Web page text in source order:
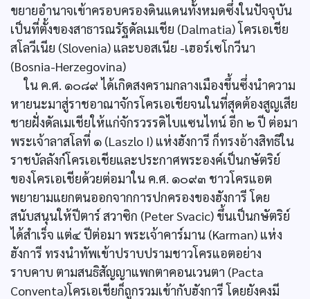
ขยายอำนาจเข้าครอบครองดินแดนทั้งหมดซึ่งในปัจจุบัน
เป็นที่ตั้งของสาธารณรัฐดัลเมเชีย (Dalmatia) โครเอเชีย
สโลวีเนีย (Slovenia) และบอสเนีย -เฮอร์เซโกวีนา
(Bosnia-Herzegovina)
ใน ค.ศ. ๑๐๘๙ ได้เกิดสงครามกลางเมืองขึ้นซึ่งนำความ
หายนะมาสู่ราชอาณาจักรโครเอเชียจนในที่สุดต้องสูญเสีย
ชายฝั่งดัลเมเชียให้แก่จักรวรรดิไบแซนไทน์ อีก ๒ ปี ต่อมา
พระเจ้าลาสโลที่ ๑ (Laszlo I) แห่งฮังการี ก็ทรงอ้างสิทธิใน
ราชบัลลังก์โครเอเชียและประกาศพระองค์เป็นกษัตริย์
ของโครเอเชียด้วยต่อมาใน ค.ศ. ๑๐๙๓ ชาวโครแอต
พยายามแยกตนออกจากการปกครองของฮังการี โดย
สนับสนุนให้ปีตาร์ สวาซิก (Peter Svacic) ขึ้นเป็นกษัตริย์
ได้สำเร็จ แต่๔ ปีต่อมา พระเจ้าคาร์มาน (Karman) แห่ง
ฮังการี ทรงนำทัพเข้าปราบปรามชาวโครแอตอย่าง
ราบคาบ ตามสนธิสัญญาแพกตาคอนเวนตา (Pacta
Conventa)โครเอเชียก็ถูกรวมเข้ากับฮังการี โดยยังคงมี